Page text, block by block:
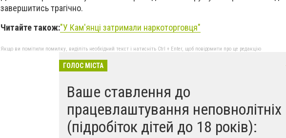
завершитись трагічно.
Читайте також:"У Кам'янці затримали наркоторговця"
Якщо ви помітили помилку, виділіть необхідний текст і натисніть Ctrl + Enter, щоб повідомити про це редакцію
ГОЛОС МІСТА
Ваше ставлення до
працевлаштування неповнолітніх
(підробіток дітей до 18 років):